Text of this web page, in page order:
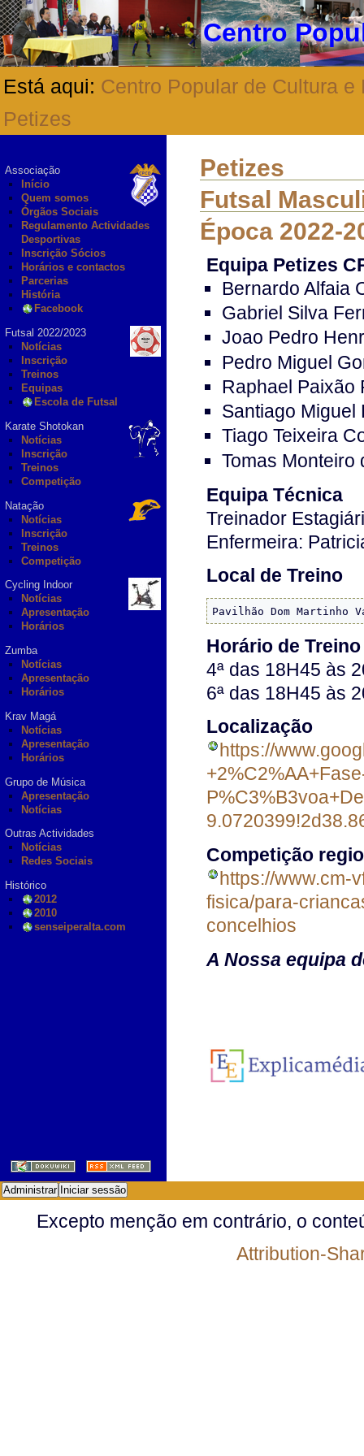
Centro
Está aqui: Centro Popular de Cultura e
Petizes
Associação
Início
Quem somos
Órgãos Sociais
Regulamento Actividades
Desportivas
Inscrição Sócios
Horários e contactos
Parcerias
História
Facebook
Futsal 2022/2023
Notícias
Inscrição
Treinos
Equipas
Escola de Futsal
Karate Shotokan
Notícias
Inscrição
Treinos
Competição
Natação
Notícias
Inscrição
Treinos
Competição
Cycling Indoor
Notícias
Apresentação
Horários
Zumba
Notícias
Apresentação
Horários
Krav Magá
Notícias
Apresentação
Horários
Grupo de Música
Apresentação
Notícias
Outras Actividades
Notícias
Redes Sociais
Histórico
2012
2010
senseiperalta.com
Petizes
Futsal
Época 2022-
Equipa Petizes
Bernardo Alfaia
Gabriel Silva
Joao Pedro
Pedro Miguel
Raphael Paixão
Santiago Miguel
Tiago Teixeira
Tomas Monteiro
Equipa Técnica
Treinador
Enfermeira:
Local de Treino
Pavilhão Dom Martinho
Horário de Treino
4ª das 18H45 às
6ª das 18H45 às
Localização
https://
Competição
https://www.cm-
fisica/para-
concelhios
A Nossa equipa
Administrar Iniciar sessão
Excepto menção em contrário, o
Attribution-